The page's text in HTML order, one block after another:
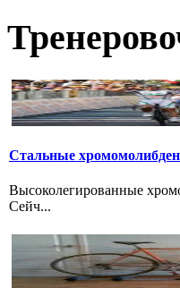
Стальные
Высоколегированные
Сейч...